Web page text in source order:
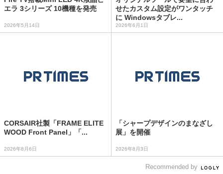
エラ 3シリーズ 10機種を発売
2026年5月14日
せたカスタム設定がワンタッチ
に Windowsタブレ...
2026年6月1日
CORSAIR社製「FRAME ELITE
WOOD Front Panel」「...
2026年8月6日
「シャープデザインのまなざし
展」を開催
2026年8月3日
Recommended by